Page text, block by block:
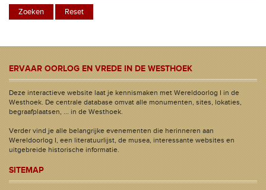
ERVAAR OORLOG EN VREDE IN DE WESTHOEK
Deze interactieve website laat je kennismaken met Wereldoorlog I in de
Westhoek. De centrale database omvat alle monumenten, sites, lokaties,
begraafplaatsen, ... in de Westhoek.
Verder vind je alle belangrijke evenementen die herinneren aan
Wereldoorlog I, een literatuurlijst, de musea, interessante websites en
uitgebreide historische informatie.
SITEMAP